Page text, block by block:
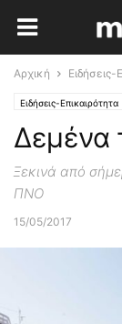
Αρχική Ειδήσεις-
Ειδήσεις-Επικαιρότητα
Δεμένα
Ξεκινά από
ΠΝΟ
15/05/2017